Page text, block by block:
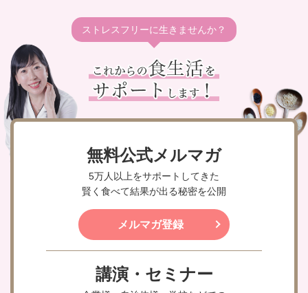
ストレスフリーに生きませんか？
無料公式メルマガ
5万人以上をサポートしてきた
賢く食べて結果が出る秘密を公開
メルマガ登録
講演・セミナー